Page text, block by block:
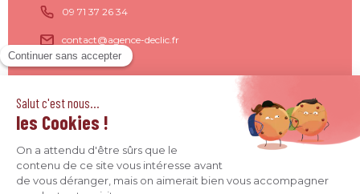
09 71 37 26 34
contact@agence-declic.fr
Agence Déclic 2026 - Tous droits réservés © -Mentions